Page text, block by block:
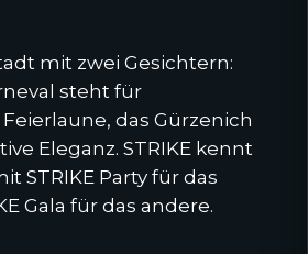
mit zwei Gesichtern:
steht für
das Gürzenich
Eleganz. STRIKE kennt
STRIKE Party für das
Gala für das andere.